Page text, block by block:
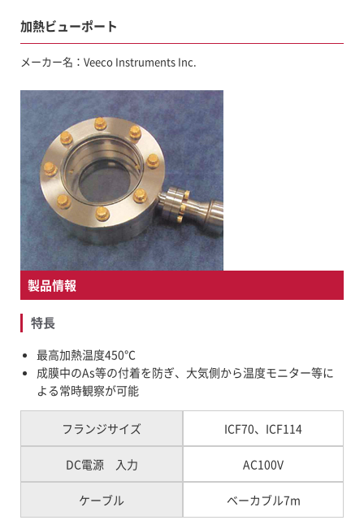
真空とは
新着情報
お問い合わせ
加熱ビューポート
メーカー名：Veeco Instruments Inc.
製品情報
特長
最高加熱温度450℃
成膜中のAs等の付着を防ぎ、大気側から温度モニター等に
よる常時観察が可能
フランジサイズ ICF70、ICF114
DC電源 入力 AC100V
ケーブル ベーカブル7m